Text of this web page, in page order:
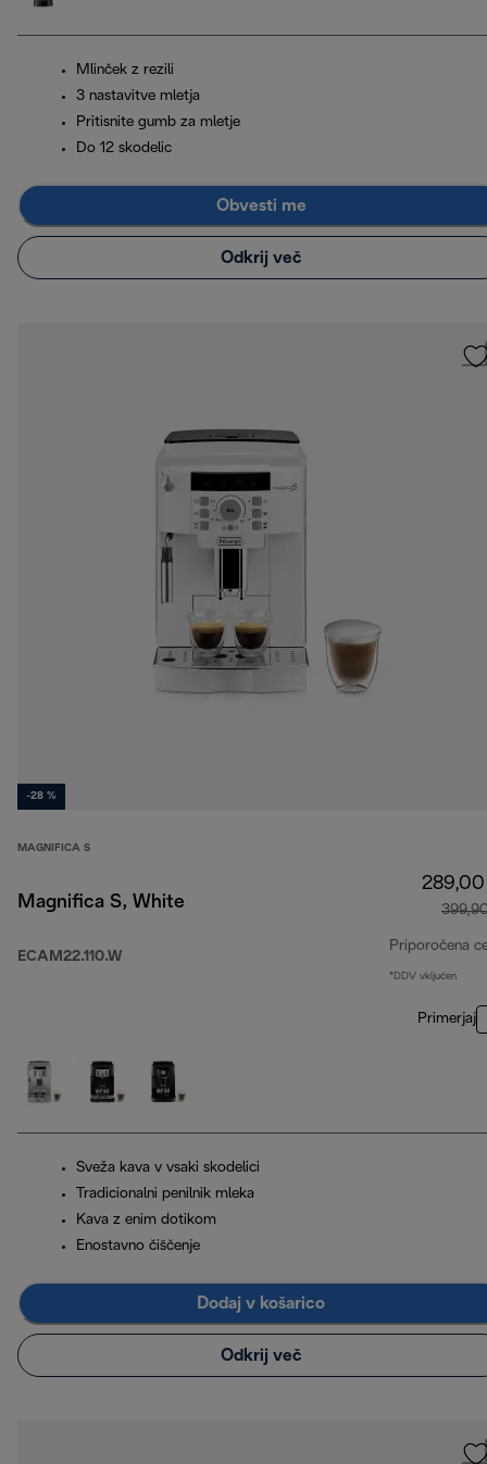
Mlinček z rezili
3 nastavitve mletja
Pritisnite gumb za mletje
Do 12 skodelic
Obvesti me
Odkrij več
-28 %
MAGNIFICA S
Magnifica S, White
ECAM22.110.W
Priporočena
*DDV vključen
Primerjaj
Sveža kava v vsaki skodelici
Tradicionalni penilnik mleka
Kava z enim dotikom
Enostavno čiščenje
Dodaj v košarico
Odkrij več